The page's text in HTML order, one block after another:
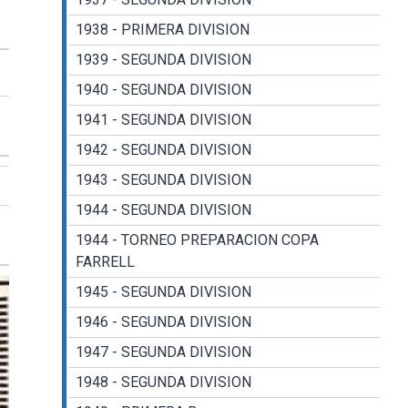
1938 - PRIMERA DIVISION
1939 - SEGUNDA DIVISION
1940 - SEGUNDA DIVISION
1941 - SEGUNDA DIVISION
1942 - SEGUNDA DIVISION
1943 - SEGUNDA DIVISION
1944 - SEGUNDA DIVISION
1944 - TORNEO PREPARACION COPA
FARRELL
1945 - SEGUNDA DIVISION
1946 - SEGUNDA DIVISION
1947 - SEGUNDA DIVISION
1948 - SEGUNDA DIVISION